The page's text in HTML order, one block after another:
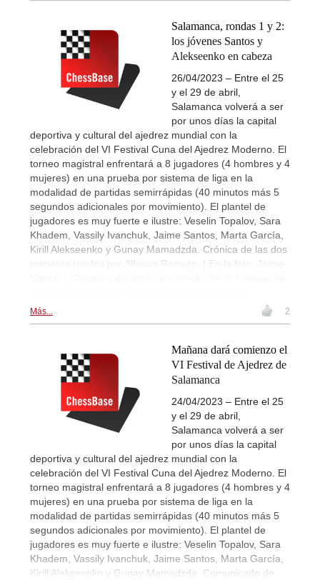
Salamanca, rondas 1 y 2:
los jóvenes Santos y
Alekseenko en cabeza
26/04/2023 – Entre el 25
y el 29 de abril,
Salamanca volverá a ser
por unos días la capital
deportiva y cultural del ajedrez mundial con la
celebración del VI Festival Cuna del Ajedrez Moderno. El
torneo magistral enfrentará a 8 jugadores (4 hombres y 4
mujeres) en una prueba por sistema de liga en la
modalidad de partidas semirrápidas (40 minutos más 5
segundos adicionales por movimiento). El plantel de
jugadores es muy fuerte e ilustre: Veselin Topalov, Sara
Khadem, Vassily Ivanchuk, Jaime Santos, Marta García,
Kirill Alekseenko y Gunay Mamadzda. Crónica de las dos
primeras rondas por Alfonso Romero. | En la foto: Jaime
Más... 2
Mañana dará comienzo el
VI Festival de Ajedrez de
Salamanca
24/04/2023 – Entre el 25
y el 29 de abril,
Salamanca volverá a ser
por unos días la capital
deportiva y cultural del ajedrez mundial con la
celebración del VI Festival Cuna del Ajedrez Moderno. El
torneo magistral enfrentará a 8 jugadores (4 hombres y 4
mujeres) en una prueba por sistema de liga en la
modalidad de partidas semirrápidas (40 minutos más 5
segundos adicionales por movimiento). El plantel de
jugadores es muy fuerte e ilustre: Veselin Topalov, Sara
Khadem, Vassily Ivanchuk, Jaime Santos, Marta García,
Kirill Alekseenko y Gunay Mamadzda. Comunicado de